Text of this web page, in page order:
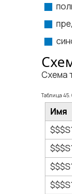
Схема
Таблица 45.
Имя